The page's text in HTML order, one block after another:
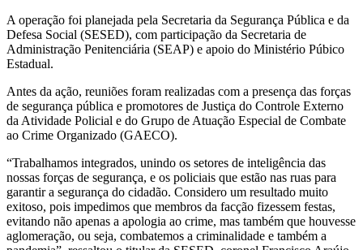
A operação foi planejada pela Secretaria da Segurança Pública e da
Defesa Social (SESED), com participação da Secretaria de
Administração Penitenciária (SEAP) e apoio do Ministério Púbico
Estadual.
Antes da ação, reuniões foram realizadas com a presença das forças
de segurança pública e promotores de Justiça do Controle Externo
da Atividade Policial e do Grupo de Atuação Especial de Combate
ao Crime Organizado (GAECO).
“Trabalhamos integrados, unindo os setores de inteligência das
nossas forças de segurança, e os policiais que estão nas ruas para
garantir a segurança do cidadão. Considero um resultado muito
exitoso, pois impedimos que membros da facção fizessem festas,
evitando não apenas a apologia ao crime, mas também que houvesse
aglomeração, ou seja, combatemos a criminalidade e também a